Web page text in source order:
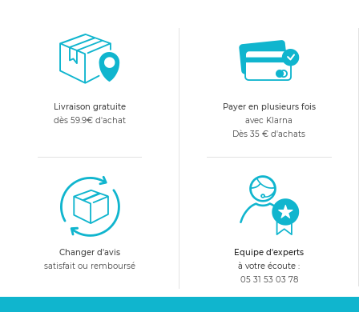
tous les draps housses pour lit de bébé présentés, vous
trouverez forcément celui qui convient.
Livraison gratuite
dès 59.9€ d'achat
Payer en plusieurs fois
avec Klarna
Dès 35 € d'achats
Changer d'avis
satisfait ou remboursé
Equipe d'experts
à votre écoute :
05 31 53 03 78